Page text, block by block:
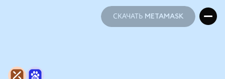
СКАЧАТЬ METAMASK